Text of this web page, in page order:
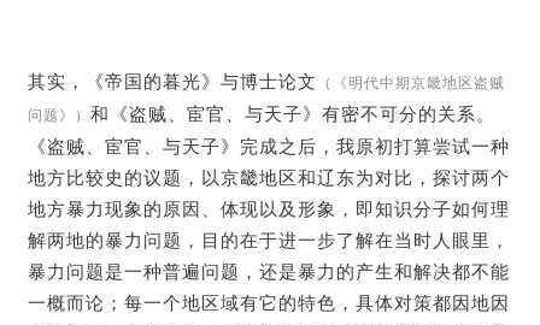
其实，《帝国的暮光》与博士论文
（《明代中期京畿地区盗贼
问题》） 和《盗贼、宦官、与天子》有密不可分的关系。
《盗贼、宦官、与天子》完成之后，我原初打算尝试一种
地方比较史的议题，以京畿地区和辽东为对比，探讨两个
地方暴力现象的原因、体现以及形象，即知识分子如何理
解两地的暴力问题，目的在于进一步了解在当时人眼里，
暴力问题是一种普遍问题，还是暴力的产生和解决都不能
一概而论；每一个地区域有它的特色，具体对策都因地因